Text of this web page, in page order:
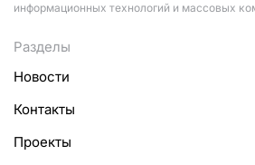
информационных технологий и массовых
Разделы
Новости
Контакты
Проекты